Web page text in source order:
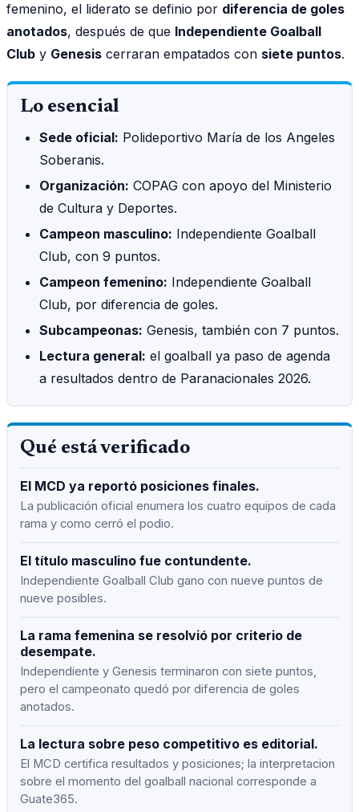
femenino, el liderato se definio por diferencia de goles
anotados, después de que Independiente Goalball
Club y Genesis cerraran empatados con siete puntos.
Lo esencial
Sede oficial: Polideportivo María de los Angeles
Soberanis.
Organización: COPAG con apoyo del Ministerio
de Cultura y Deportes.
Campeon masculino: Independiente Goalball
Club, con 9 puntos.
Campeon femenino: Independiente Goalball
Club, por diferencia de goles.
Subcampeonas: Genesis, también con 7 puntos.
Lectura general: el goalball ya paso de agenda
a resultados dentro de Paranacionales 2026.
Qué está verificado
El MCD ya reportó posiciones finales.
La publicación oficial enumera los cuatro equipos de cada
rama y como cerró el podio.
El título masculino fue contundente.
Independiente Goalball Club gano con nueve puntos de
nueve posibles.
La rama femenina se resolvió por criterio de
desempate.
Independiente y Genesis terminaron con siete puntos,
pero el campeonato quedó por diferencia de goles
anotados.
La lectura sobre peso competitivo es editorial.
El MCD certifica resultados y posiciones; la interpretacion
sobre el momento del goalball nacional corresponde a
Guate365.